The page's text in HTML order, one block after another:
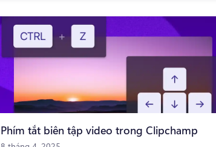
Phím tắt biên tập video trong Clipchamp